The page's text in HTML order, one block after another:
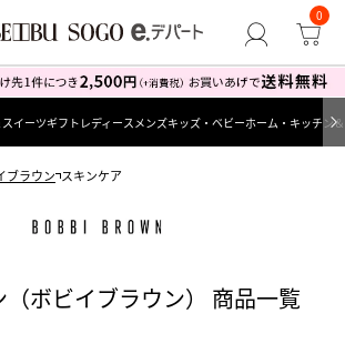
0
イーツギフト レディース メンズキッズ・ベビーホーム・キッチン
ブラウン スキンケア
ボビイブラウン） 商品一覧